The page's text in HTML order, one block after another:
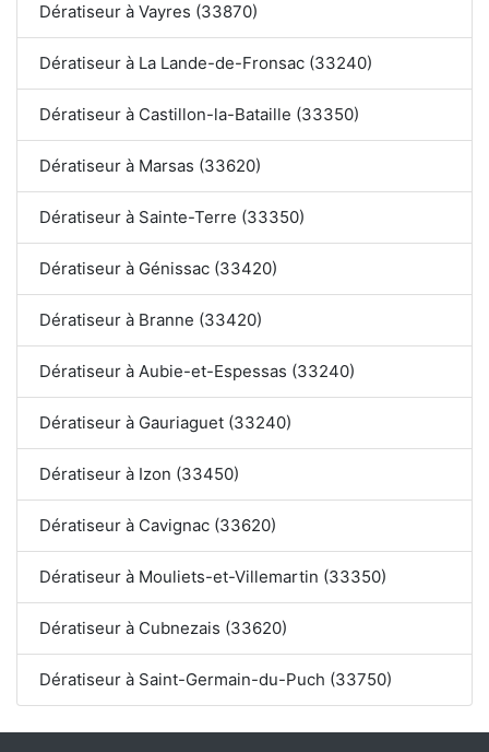
Dératiseur à Vayres (33870)
Dératiseur à La Lande-de-Fronsac (33240)
Dératiseur à Castillon-la-Bataille (33350)
Dératiseur à Marsas (33620)
Dératiseur à Sainte-Terre (33350)
Dératiseur à Génissac (33420)
Dératiseur à Branne (33420)
Dératiseur à Aubie-et-Espessas (33240)
Dératiseur à Gauriaguet (33240)
Dératiseur à Izon (33450)
Dératiseur à Cavignac (33620)
Dératiseur à Mouliets-et-Villemartin (33350)
Dératiseur à Cubnezais (33620)
Dératiseur à Saint-Germain-du-Puch (33750)